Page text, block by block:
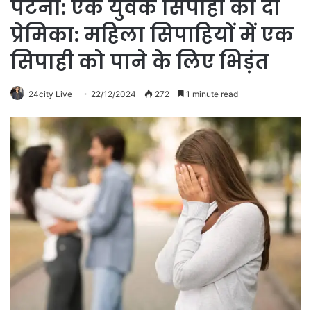
पटना: एक युवक सिपाही की दो
प्रेमिका: महिला सिपाहियों में एक
सिपाही को पाने के लिए भिड़ंत
24city Live 22/12/2024 272 1 minute read